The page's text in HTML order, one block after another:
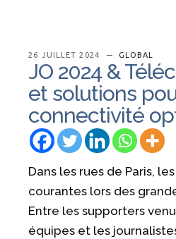
26 JUILLET 2024 GLOBAL
JO 2024 &
et solutions
connectivité
Dans les rues de Paris,
courantes lors des
Entre les supporters
équipes et les